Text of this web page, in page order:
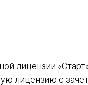
лицензии
лицензию с